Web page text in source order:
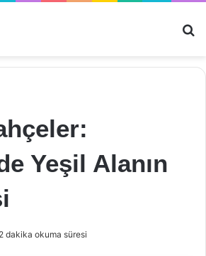
Yeşil Alanın
2 dakika okuma süresi